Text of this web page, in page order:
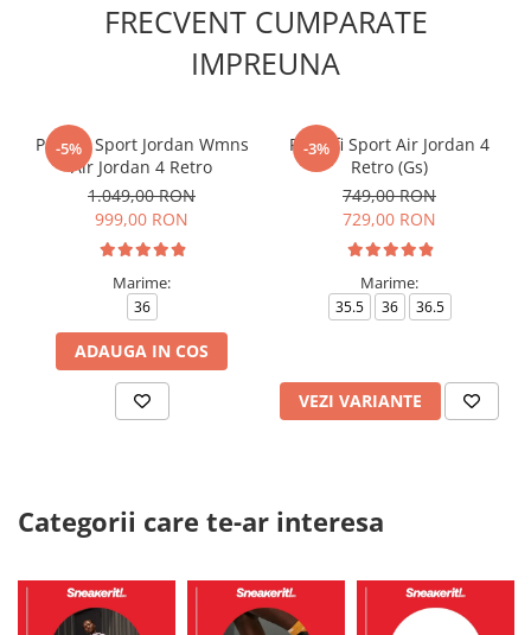
FRECVENT CUMPARATE
IMPREUNA
-5%
Pantofi Sport Jordan Wmns
Air Jordan 4 Retro
1.049,00 RON
999,00 RON
Marime:
36
ADAUGA IN COS
-3%
Pantofi Sport Air Jordan 4
Retro (Gs)
749,00 RON
729,00 RON
Marime:
35.5 36 36.5
VEZI VARIANTE
Categorii care te-ar interesa